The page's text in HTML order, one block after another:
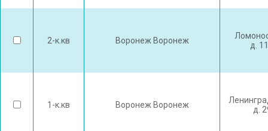
2-к.кв Воронеж Воронеж
д.
1-к.кв Воронеж Воронеж
д.